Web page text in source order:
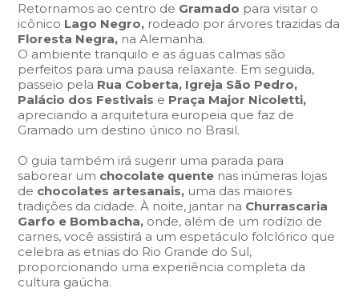
Retornamos ao centro de Gramado para visitar o
icônico Lago Negro, rodeado por árvores trazidas da
Floresta Negra, na Alemanha.
O ambiente tranquilo e as águas calmas são
perfeitos para uma pausa relaxante. Em seguida,
passeio pela Rua Coberta, Igreja São Pedro,
Palácio dos Festivais e Praça Major Nicoletti,
apreciando a arquitetura europeia que faz de
Gramado um destino único no Brasil.
O guia também irá sugerir uma parada para
saborear um chocolate quente nas inúmeras lojas
de chocolates artesanais, uma das maiores
tradições da cidade. À noite, jantar na Churrascaria
Garfo e Bombacha, onde, além de um rodízio de
carnes, você assistirá a um espetáculo folclórico que
celebra as etnias do Rio Grande do Sul,
proporcionando uma experiência completa da
cultura gaúcha.